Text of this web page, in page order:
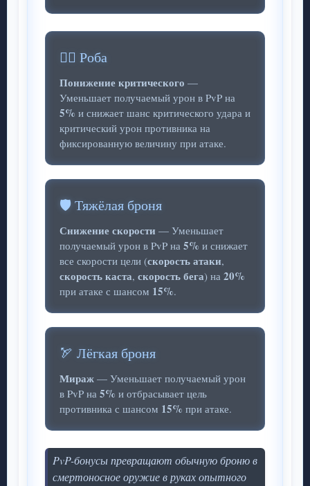
🧙‍♂️ Роба
Понижение критического —
Уменьшает получаемый урон в PvP на
5% и снижает шанс критического удара и
критический урон противника на
фиксированную величину при атаке.
🛡️ Тяжёлая броня
Снижение скорости — Уменьшает
получаемый урон в PvP на 5% и снижает
все скорости цели (скорость атаки,
скорость каста, скорость бега) на 20%
при атаке с шансом 15%.
🏹 Лёгкая броня
Мираж — Уменьшает получаемый урон
в PvP на 5% и отбрасывает цель
противника с шансом 15% при атаке.
PvP-бонусы превращают обычную броню в
смертоносное оружие в руках опытного